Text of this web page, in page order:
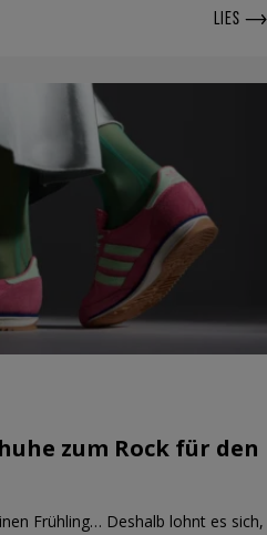
LIES
zum Rock für den
Frühling… Deshalb lohnt es sich,